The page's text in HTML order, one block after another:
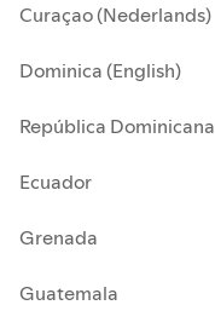
Curaçao (Nederlands)
Dominica (English)
República Dominicana
Ecuador
Grenada
Guatemala